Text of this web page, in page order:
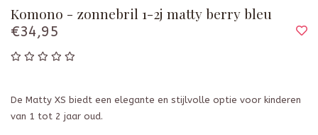
Komono - zonnebril 1-2j matty berry bleu
€34,95
De Matty XS biedt een elegante en stijlvolle optie voor kinderen
van 1 tot 2 jaar oud.